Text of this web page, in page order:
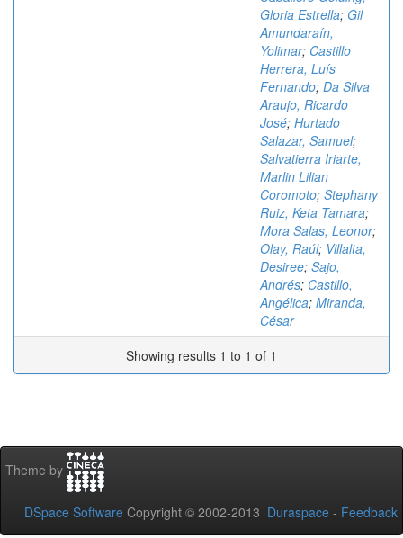
Gloria Estrella; Gil
Amundaraín,
Yolimar; Castillo
Herrera, Luís
Fernando; Da Silva
Araujo, Ricardo
José; Hurtado
Salazar, Samuel;
Salvatierra Iriarte,
Marlin Lilian
Coromoto; Stephany
Ruiz, Keta Tamara;
Mora Salas, Leonor;
Olay, Raúl; Villalta,
Desiree; Sajo,
Andrés; Castillo,
Angélica; Miranda,
César
Showing results 1 to 1 of 1
Theme by
DSpace Software Copyright © 2002-2013 Duraspace - Feedback